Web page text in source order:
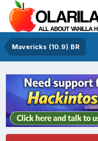
Mavericks (10.9) BR